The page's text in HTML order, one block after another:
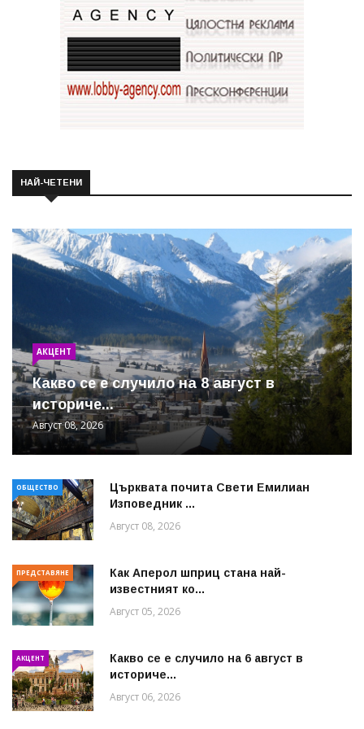
НАЙ-ЧЕТЕНИ
АКЦЕНТ
Какво се е случило на 8 август в
историче...
Август 08, 2026
ОБЩЕСТВО
Църквата почита Свeти Емилиан
Изповедник ...
Август 08, 2026
ПРЕДСТАВЯНЕ
Как Аперол шприц стана най-
известният ко...
Август 05, 2026
АКЦЕНТ
Какво се е случило на 6 август в
историче...
Август 06, 2026